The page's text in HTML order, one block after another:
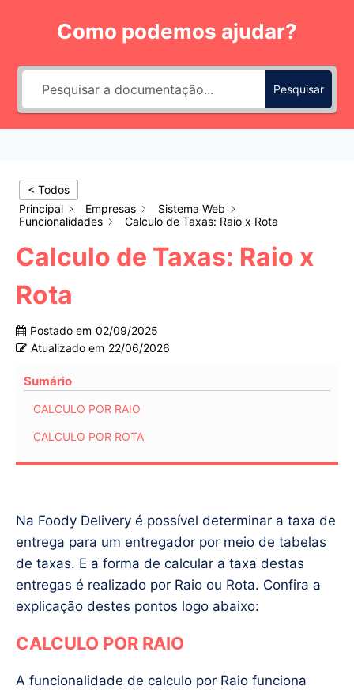
Conteúdo
Como podemos ajudar?
Pesquisar
< Todos
Principal
Empresas
Sistema Web
Funcionalidades
Calculo de Taxas: Raio x Rota
Calculo de Taxas: Raio x
Rota
Postado em 02/09/2025
Atualizado em 22/06/2026
Sumário
CALCULO POR RAIO
CALCULO POR ROTA
Na Foody Delivery é possível determinar a taxa de
entrega para um entregador por meio de tabelas
de taxas. E a forma de calcular a taxa destas
entregas é realizado por Raio ou Rota. Confira a
explicação destes pontos logo abaixo:
CALCULO POR RAIO
A funcionalidade de calculo por Raio funciona